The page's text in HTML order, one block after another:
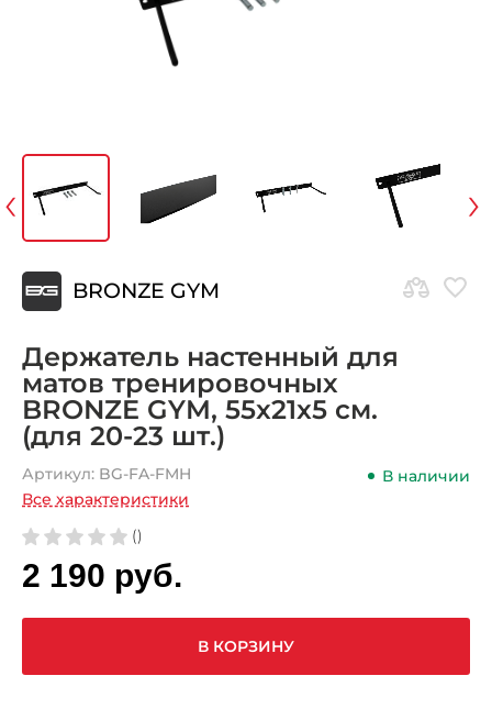
‹ ›
BRONZE GYM
Держатель настенный для
матов тренировочных
BRONZE GYM, 55x21x5 см.
(для 20-23 шт.)
Артикул: BG-FA-FMH
В наличии
Все характеристики
()
2 190 руб.
В КОРЗИНУ